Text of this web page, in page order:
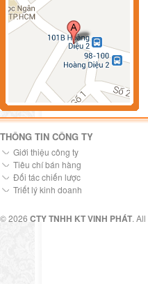
THÔNG TIN CÔNG TY
Giới thiệu công ty
Tiêu chí bán hàng
Đối tác chiến lược
Triết lý kinh doanh
© 2026 CTY TNHH KT VINH PHÁT.